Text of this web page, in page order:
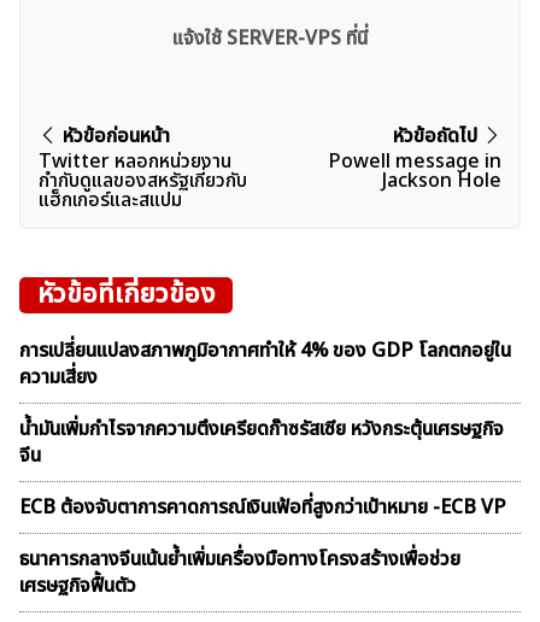
แจ้งใช้ SERVER-VPS ที่นี่
แนะแนว
เรื่อง
หัวข้อก่อนหน้า
Twitter หลอกหน่วยงาน
กำกับดูแลของสหรัฐเกี่ยวกับ
แฮ็กเกอร์และสแปม
หัวข้อถัดไป
Powell message in
Jackson Hole
หัวข้อที่เกี่ยวข้อง
การเปลี่ยนแปลงสภาพภูมิอากาศทำให้ 4% ของ GDP โลกตกอยู่ใน
ความเสี่ยง
น้ำมันเพิ่มกำไรจากความตึงเครียดก๊าซรัสเซีย หวังกระตุ้นเศรษฐกิจ
จีน
ECB ต้องจับตาการคาดการณ์เงินเฟ้อที่สูงกว่าเป้าหมาย -ECB VP
ธนาคารกลางจีนเน้นย้ำเพิ่มเครื่องมือทางโครงสร้างเพื่อช่วย
เศรษฐกิจฟื้นตัว